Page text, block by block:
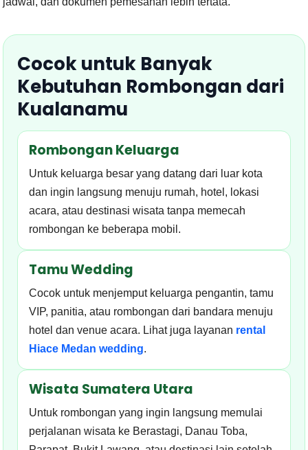
Cocok untuk Banyak
Kebutuhan Rombongan dari
Kualanamu
Rombongan Keluarga
Untuk keluarga besar yang datang dari luar kota
dan ingin langsung menuju rumah, hotel, lokasi
acara, atau destinasi wisata tanpa memecah
rombongan ke beberapa mobil.
Tamu Wedding
Cocok untuk menjemput keluarga pengantin, tamu
VIP, panitia, atau rombongan dari bandara menuju
hotel dan venue acara. Lihat juga layanan rental
Hiace Medan wedding.
Wisata Sumatera Utara
Untuk rombongan yang ingin langsung memulai
perjalanan wisata ke Berastagi, Danau Toba,